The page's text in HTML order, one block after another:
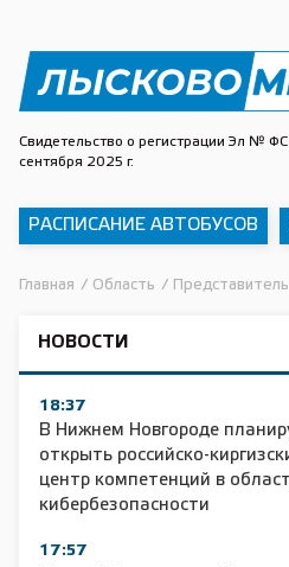
Свидетельство о регистрации Эл №
сентября 2025 г.
РАСПИСАНИЕ АВТОБУСОВ
Главная / Область /
НОВОСТИ
18:37
В Нижнем Новгороде
открыть российско-
центр компетенций в
кибербезопасности
17:57